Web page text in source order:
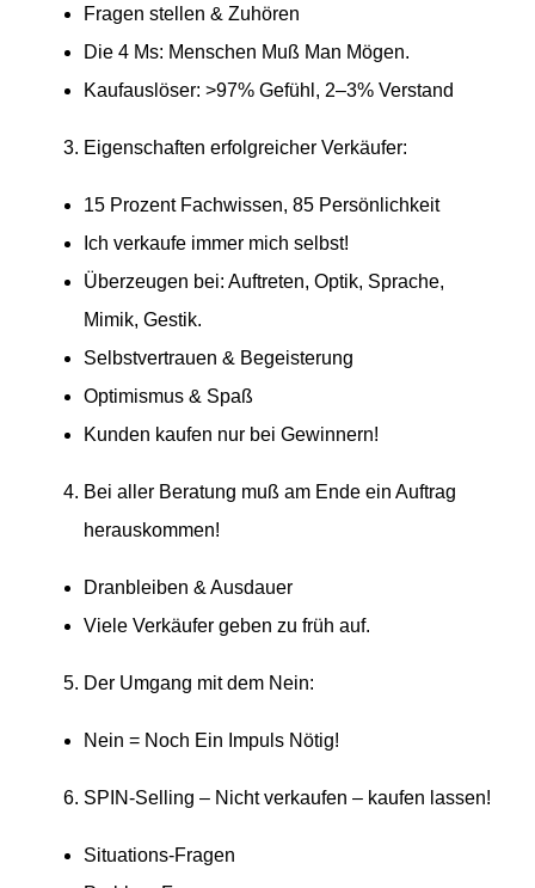
Fragen stellen & Zuhören
Die 4 Ms: Menschen Muß Man Mögen.
Kaufaus­löser: >97% Gefühl, 2–3% Verstand
Eigen­schaften erfolg­reicher Verkäufer:
15 Prozent Fachwissen, 85 Persönlichkeit
Ich verkaufe immer mich selbst!
Überzeugen bei: Auftreten, Optik, Sprache,
Mimik, Gestik.
Selbst­ver­trauen & Begeisterung
Optimismus & Spaß
Kunden kaufen nur bei Gewinnern!
Bei aller Beratung muß am Ende ein Auftrag
herauskommen!
Dranbleiben & Ausdauer
Viele Verkäufer geben zu früh auf.
Der Umgang mit dem Nein:
Nein = Noch Ein Impuls Nötig!
SPIN-Selling – Nicht verkaufen – kaufen lassen!
Situa­tions-Fragen